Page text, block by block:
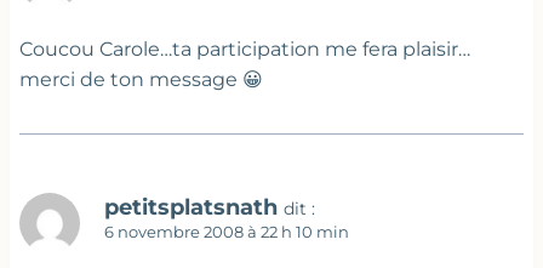
Coucou Carole…ta participation me fera plaisir…
merci de ton message 😀
petitsplatsnath dit :
6 novembre 2008 à 22 h 10 min